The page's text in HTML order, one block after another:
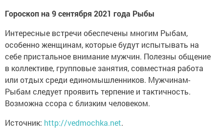
Гороскоп на 9 сентября 2021 года Рыбы
Интересные встречи обеспечены многим Рыбам,
особенно женщинам, которые будут испытывать на
себе пристальное внимание мужчин. Полезны общение
в коллективе, групповые занятия, совместная работа
или отдых среди единомышленников. Мужчинам-
Рыбам следует проявить терпение и тактичность.
Возможна ссора с близким человеком.
Источник: http://vedmochka.net.